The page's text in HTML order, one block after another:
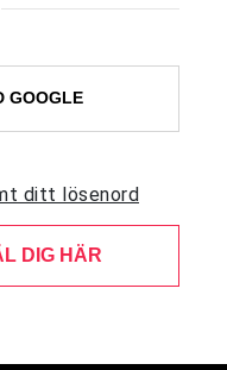
GOOGLE
ditt lösenord
DIG HÄR